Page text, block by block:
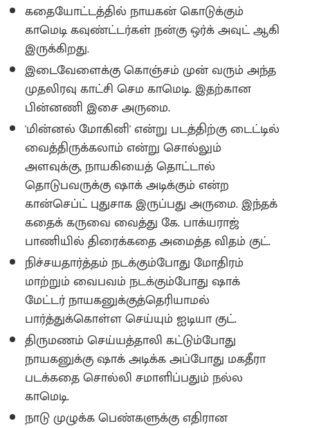
கதையோட்டத்தில் நாயகன் கொடுக்கும்
காமெடி கவுண்ட்டர்கள் நன்கு ஒர்க் அவுட் ஆகி
இருக்கிறது.
இடைவேளைக்கு கொஞ்சம் முன் வரும் அந்த
முதலிரவு காட்சி செம காமெடி. இதற்கான
பின்னணி இசை அருமை.
'மின்னல் மோகினி' என்று படத்திற்கு டைட்டில்
வைத்திருக்கலாம் என்று சொல்லும்
அளவுக்கு, நாயகியைத் தொட்டால்
தொடுபவருக்கு ஷாக் அடிக்கும் என்ற
கான்செப்ட் புதுசாக இருப்பது அருமை. இந்தக்
கதைக் கருவை வைத்து கே. பாக்யராஜ்
பாணியில் திரைக்கதை அமைத்த விதம் குட்.
நிச்சயதார்த்தம் நடக்கும்போது மோதிரம்
மாற்றும் வைபவம் நடக்கும்போது ஷாக்
மேட்டர் நாயகனுக்குத்தெரியாமல்
பார்த்துக்கொள்ள செய்யும் ஐடியா குட்.
திருமணம் செய்யத்தாலி கட்டும்போது
நாயகனுக்கு ஷாக் அடிக்க அப்போது மகதீரா
படக்கதை சொல்லி சமாளிப்பதும் நல்ல
காமெடி.
நாடு முழுக்க பெண்களுக்கு எதிரான